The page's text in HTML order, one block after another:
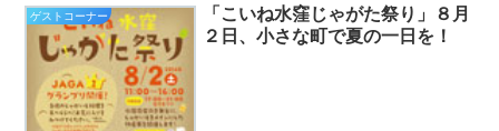
ゲストコーナー
「こいね水窪じゃがた祭り」８月
２日、小さな町で夏の一日を！